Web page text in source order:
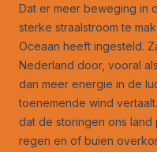
Dat er meer beweging in
sterke straalstroom te
Oceaan heeft ingesteld.
Nederland door, vooral
dan meer energie in de
toenemende wind
dat de storingen ons
regen en of buien